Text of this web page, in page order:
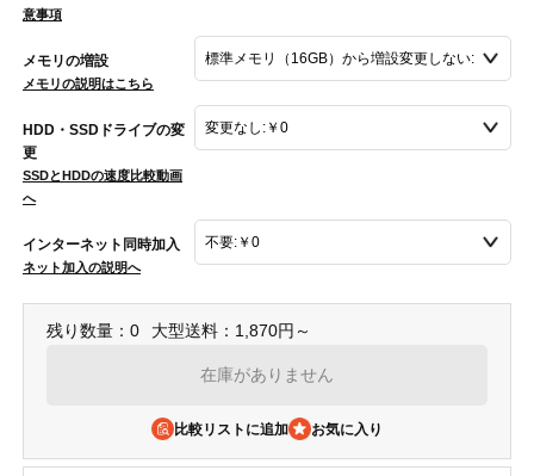
意事項
メモリの増設
メモリの説明はこちら
HDD・SSDドライブの変
更
SSDとHDDの速度比較動画
へ
インターネット同時加入
ネット加入の説明へ
残り数量：0 大型送料：1,870円～
在庫がありません
比較リストに追加